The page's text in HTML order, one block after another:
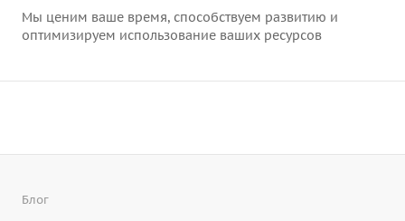
Мы ценим ваше время, способствуем развитию и
оптимизируем использование ваших ресурсов
Блог